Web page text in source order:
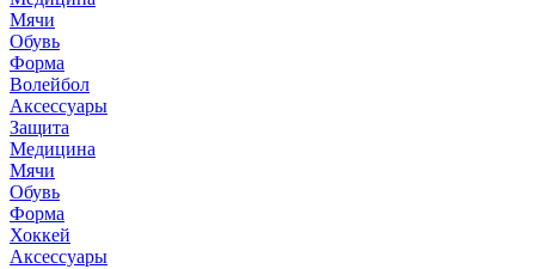
Мячи
Обувь
Форма
Волейбол
Аксессуары
Защита
Медицина
Мячи
Обувь
Форма
Хоккей
Аксессуары